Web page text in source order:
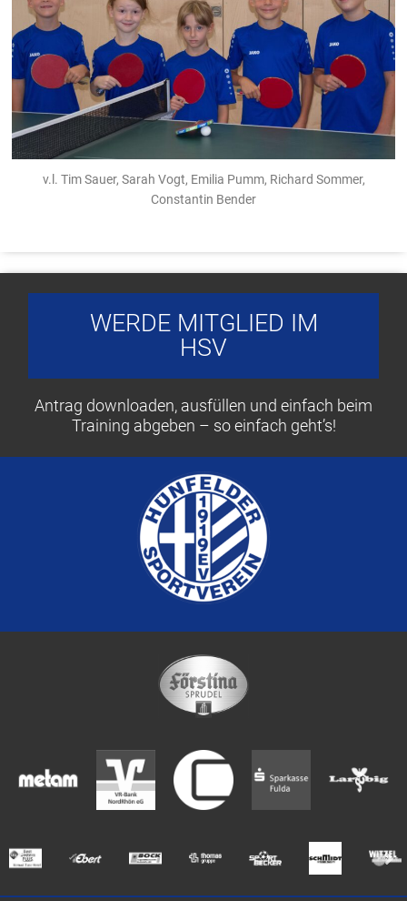
v.l. Tim Sauer, Sarah Vogt, Emilia Pumm, Richard Sommer,
Constantin Bender
WERDE MITGLIED IM
HSV
Antrag downloaden, ausfüllen und einfach beim
Training abgeben – so einfach geht’s!